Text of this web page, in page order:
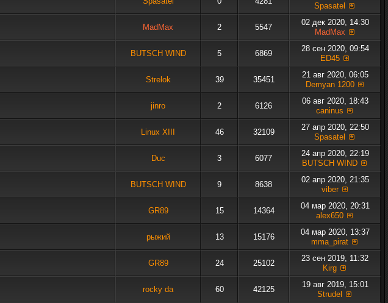
Spasatel
MadMax 2 5547
02 дек 2020, 14:30
MadMax
BUTSCH WIND 5 6869
28 сен 2020, 09:54
ED45
Strelok 39 35451
21 авг 2020, 06:05
Demyan 1200
jinro 2 6126
06 авг 2020, 18:43
caninus
Linux XIII 46 32109
27 апр 2020, 22:50
Spasatel
Duc 3 6077
24 апр 2020, 22:19
BUTSCH WIND
BUTSCH WIND 9 8638
02 апр 2020, 21:35
viber
GR89 15 14364
04 мар 2020, 20:31
alex650
рыжий 13 15176
04 мар 2020, 13:37
mma_pirat
GR89 24 25102
23 сен 2019, 11:32
Kirg
rocky da 60 42125
19 авг 2019, 15:01
Strudel